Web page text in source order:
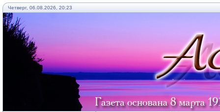
Четверг, 06.08.2026, 20:23